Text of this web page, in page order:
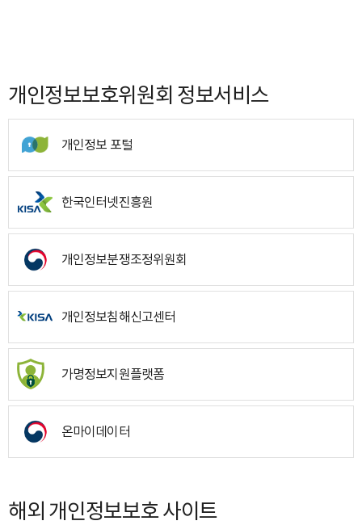
개인정보보호위원회 정보서비스
개인정보 포털
한국인터넷진흥원
개인정보분쟁조정위원회
개인정보침해신고센터
가명정보지원플랫폼
온마이데이터
해외 개인정보보호 사이트